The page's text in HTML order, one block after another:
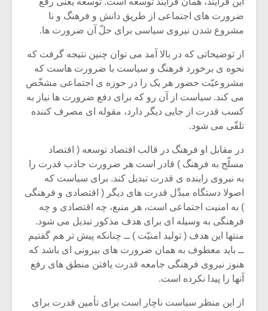
ضرورت های اجتماعی از طریق دانش و فرهنگ و نا
مشروع شدن نیروی سیاسی برای حلّ آن ضرورت ها.
از توضیحاتی که در بالا آمد می توان چنین نتیجه گرفت که
نحوه ی برخورد فرهنگ و سیاست با ضرورت هاست که
مشروعیّت حضور هر یک را در حوزه ی اجتماعی مشخّص
می کند. سیاست از آن رو که برای دفع ضرورت ها نیاز به
کسب قدرت از جایی دیگر دارد، مقوله ای مصرف کننده
تلقّی می شود.
در مقابل او فرهنگ در قالب اقتصاد توسعه ( اقتصاد
مسلّح به فرهنگ ) قادر است هر ضرورت جاذب قدرت را
به نیروی زاینده ی قدرت تبدیل کند. برای سیاست که
اصولا دستگاه مبدِّل قدرت های دیگر ( اقتصادی و فرهنگی
) به امنیت اجتماعی است، هر منبع، چه اقتصادی و چه
فرهنگی به وسیله ای برای هدف مذکور تبدیل می شود.
منتها این هدف ( تولید امنیّت ) ــ چنانکه پیش تر هم گفتیم
ــ باید معطوف به همان ضرورت های بیرونی ای باشد که
هنوز نیروی فرهنگی جامعه قدرت یافتن منطق های رفع
آنها را پیدا نکرده است.
از این منظر سیاست ناچار است برای تأمین قدرت برای